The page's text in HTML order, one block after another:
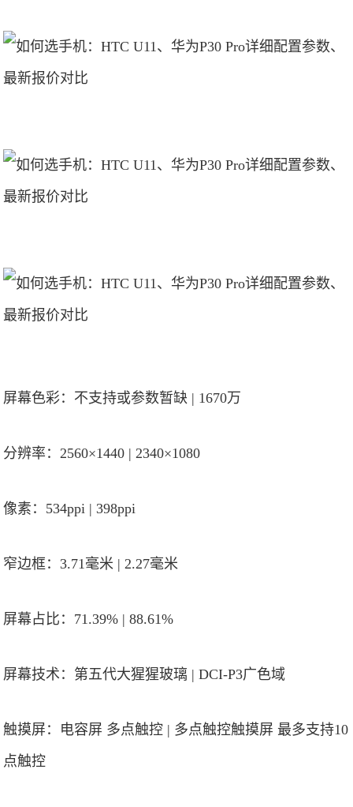
屏幕色彩：不支持或参数暂缺 | 1670万
分辨率：2560×1440 | 2340×1080
像素：534ppi | 398ppi
窄边框：3.71毫米 | 2.27毫米
屏幕占比：71.39% | 88.61%
屏幕技术：第五代大猩猩玻璃 | DCI-P3广色域
触摸屏：电容屏 多点触控 | 多点触控触摸屏 最多支持10
点触控